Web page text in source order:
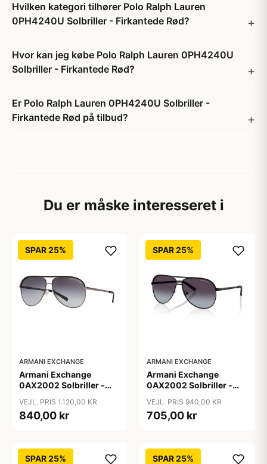
Hvilken kategori tilhører Polo Ralph Lauren
0PH4240U Solbriller - Firkantede Rød?
Hvor kan jeg købe Polo Ralph Lauren 0PH4240U
Solbriller - Firkantede Rød?
Er Polo Ralph Lauren 0PH4240U Solbriller -
Firkantede Rød på tilbud?
Du er måske interesseret i
SPAR 25%
ARMANI EXCHANGE
Armani Exchange
0AX2002 Solbriller -
Polariserede Linser
VEJL. PRIS 1.120,00 KR
840,00 kr
SPAR 25%
ARMANI EXCHANGE
Armani Exchange
0AX2002 Solbriller -
VEJL. PRIS 940,00 KR
705,00 kr
SPAR 25% SPAR 25%